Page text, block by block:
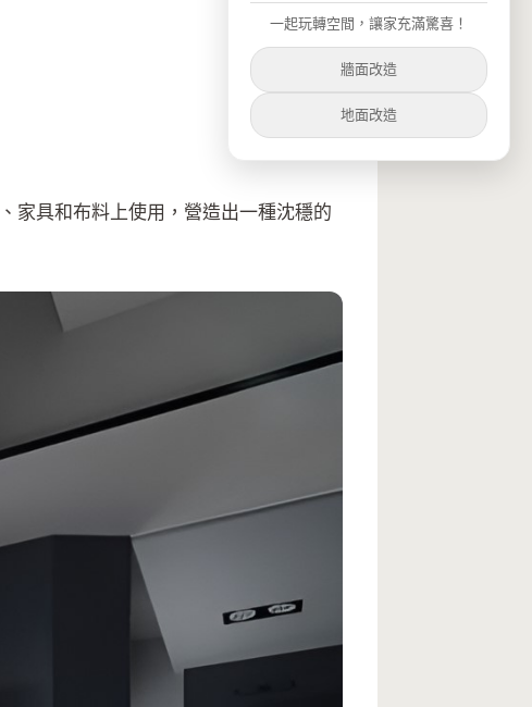
家具和布料上使用，營造出一種沈穩的
一起玩轉空間，讓家充滿驚喜！
牆面改造
地面改造